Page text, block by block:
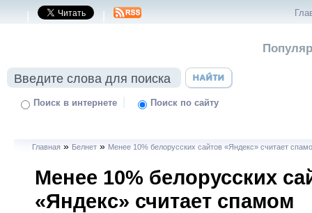
| |
Поиск в интернете | Поиск по сайту
Главная » Белнет » Менее 10% белорусских сайтов «Яндекс» считает
Менее 10% белорусских
«Яндекс» считает спамом